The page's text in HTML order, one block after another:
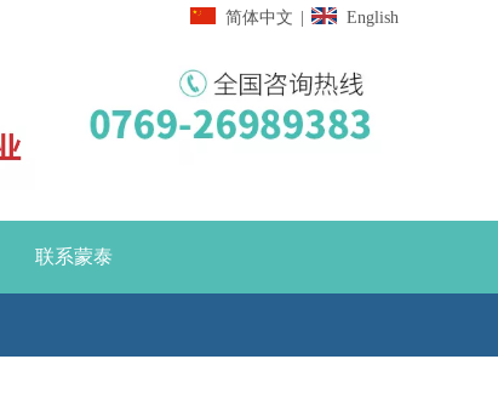
简体中文 English
联系蒙泰